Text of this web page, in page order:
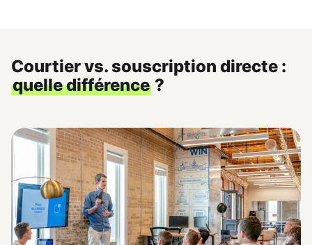
Courtier vs. souscription directe :
quelle différence ?